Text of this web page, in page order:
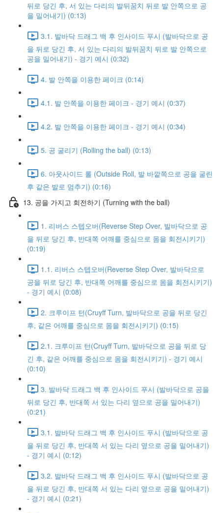
뒤로 당긴 후, 서 있는 다리의 발뒤꿈치 뒤로 발 안쪽으로 공
을 밀어내기) (0:13)
3.1. 발바닥 드래그 백 후 인사이드 푸시 (발바닥으로 공
을 뒤로 당긴 후, 서 있는 다리의 발뒤꿈치 뒤로 발 안쪽으로
공을 밀어내기) - 경기 예시 (0:32)
4. 발 안쪽을 이용한 페이크 (0:14)
4.1. 발 안쪽을 이용한 페이크 - 경기 예시 (0:37)
4.2. 발 안쪽을 이용한 페이크 - 경기 예시 (0:34)
5. 공 굴리기 (Rolling the ball) (0:13)
6. 아웃사이드 롤 (Outside Roll, 발 바깥쪽으로 공을 굴린
후 같은 발로 멈추기) (0:16)
13. 공을 가지고 회전하기 (Turning with the ball)
1. 리버스 스텝오버(Reverse Step Over, 발바닥으로 공
을 뒤로 당긴 후, 반대쪽 어깨를 중심으로 몸을 회전시키기)
(0:19)
1.1. 리버스 스텝오버(Reverse Step Over, 발바닥으로
공을 뒤로 당긴 후, 반대쪽 어깨를 중심으로 몸을 회전시키기)
- 경기 예시 (0:08)
2. 크루이프 턴(Cruyff Turn, 발바닥으로 공을 뒤로 당긴
후, 같은 어깨를 중심으로 몸을 회전시키기) (0:15)
2.1. 크루이프 턴(Cruyff Turn, 발바닥으로 공을 뒤로 당
긴 후, 같은 어깨를 중심으로 몸을 회전시키기) - 경기 예시
(0:10)
3. 발바닥 드래그 백 후 인사이드 푸시 (발바닥으로 공을
뒤로 당긴 후, 반대쪽 서 있는 다리 옆으로 공을 밀어내기)
(0:21)
3.1. 발바닥 드래그 백 후 인사이드 푸시 (발바닥으로 공
을 뒤로 당긴 후, 반대쪽 서 있는 다리 옆으로 공을 밀어내기)
- 경기 예시 (0:12)
3.2. 발바닥 드래그 백 후 인사이드 푸시 (발바닥으로 공
을 뒤로 당긴 후, 반대쪽 서 있는 다리 옆으로 공을 밀어내기)
- 경기 예시 (0:21)